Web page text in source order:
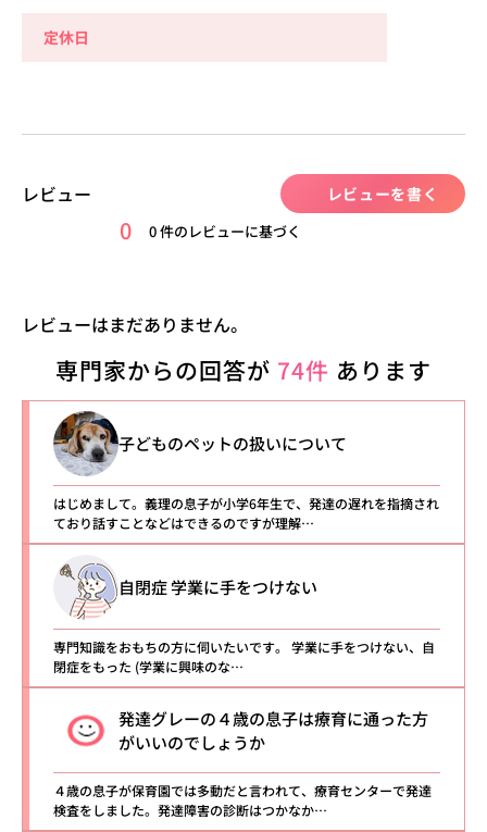
定休日
レビュー
0 0 件のレビューに基づく
レビューを書く
レビューはまだありません。
専門家からの回答が 74件 あります
子どものペットの扱いについて
はじめまして。義理の息子が小学6年生で、発達の遅れを指摘され
ており話すことなどはできるのですが理解…
自閉症 学業に手をつけない
専門知識をおもちの方に伺いたいです。 学業に手をつけない、自
閉症をもった (学業に興味のな…
発達グレーの４歳の息子は療育に通った方
がいいのでしょうか
４歳の息子が保育園では多動だと言われて、療育センターで発達
検査をしました。発達障害の診断はつかなか…